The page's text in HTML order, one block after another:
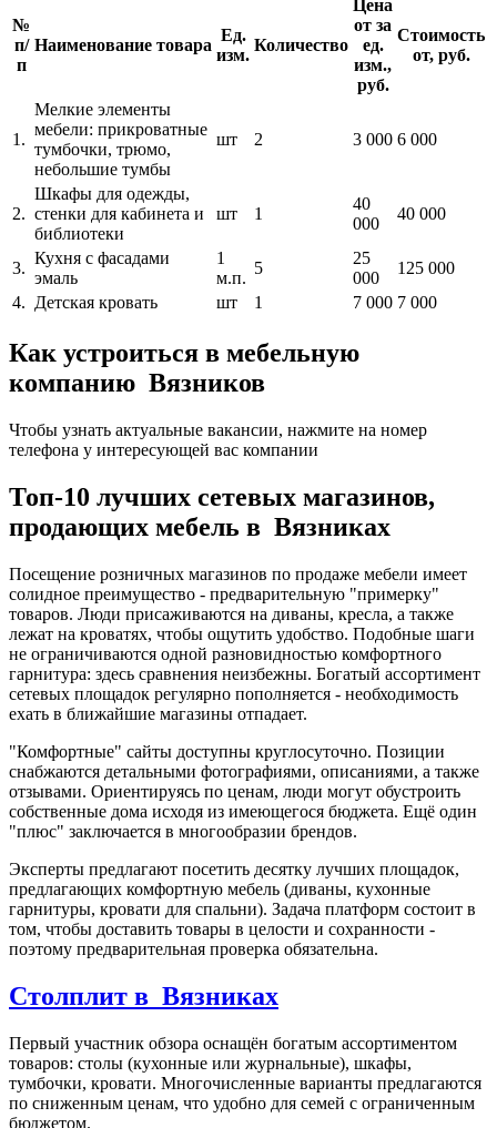
№
п/
п
Наименование товара
Ед.
изм.
Количество
Цена
от за
ед.
изм.,
руб.
Стоимость
от, руб.
1.
Мелкие элементы
мебели: прикроватные
тумбочки, трюмо,
небольшие тумбы
шт 2 3 000 6 000
2.
Шкафы для одежды,
стенки для кабинета и
библиотеки
шт 1
40
000
40 000
3.
Кухня с фасадами
эмаль
1
м.п.
5
25
000
125 000
4. Детская кровать шт 1 7 000 7 000
Как устроиться в мебельную
компанию Вязников
Чтобы узнать актуальные вакансии, нажмите на номер
телефона у интересующей вас компании
Топ-10 лучших сетевых магазинов,
продающих мебель в Вязниках
Посещение розничных магазинов по продаже мебели имеет
солидное преимущество - предварительную "примерку"
товаров. Люди присаживаются на диваны, кресла, а также
лежат на кроватях, чтобы ощутить удобство. Подобные шаги
не ограничиваются одной разновидностью комфортного
гарнитура: здесь сравнения неизбежны. Богатый ассортимент
сетевых площадок регулярно пополняется - необходимость
ехать в ближайшие магазины отпадает.
"Комфортные" сайты доступны круглосуточно. Позиции
снабжаются детальными фотографиями, описаниями, а также
отзывами. Ориентируясь по ценам, люди могут обустроить
собственные дома исходя из имеющегося бюджета. Ещё один
"плюс" заключается в многообразии брендов.
Эксперты предлагают посетить десятку лучших площадок,
предлагающих комфортную мебель (диваны, кухонные
гарнитуры, кровати для спальни). Задача платформ состоит в
том, чтобы доставить товары в целости и сохранности -
поэтому предварительная проверка обязательна.
Столплит в Вязниках
Первый участник обзора оснащён богатым ассортиментом
товаров: столы (кухонные или журнальные), шкафы,
тумбочки, кровати. Многочисленные варианты предлагаются
по сниженным ценам, что удобно для семей с ограниченным
бюджетом.